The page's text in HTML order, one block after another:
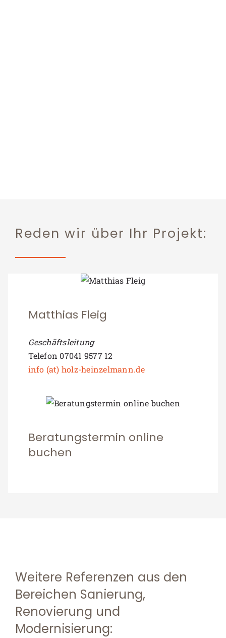
Reden wir über Ihr Projekt:
Matthias Fleig
Geschäftsleitung
Telefon 07041 9577 12
info (at) holz-heinzelmann.de
Beratungstermin online
buchen
Weitere Referenzen aus den
Bereichen Sanierung,
Renovierung und
Modernisierung: